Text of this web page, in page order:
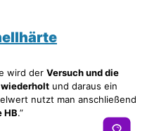
wird der Versuch und die
wiederholt und daraus ein
nutzt man anschließend
HB.”